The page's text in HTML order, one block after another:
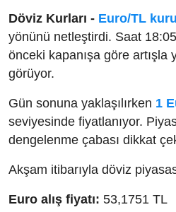
Döviz Kurları - Euro/TL kuru
yönünü netleştirdi. Saat
önceki kapanışa göre artışla
görüyor.
Gün sonuna yaklaşılırken 1
seviyesinde fiyatlanıyor.
dengelenme çabası dikkat
Akşam itibarıyla döviz
Euro alış fiyatı: 53,1751 TL